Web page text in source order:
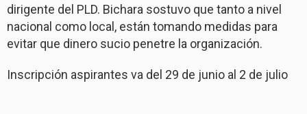
dirigente del PLD. Bichara sostuvo que tanto a nivel
nacional como local, están tomando medidas para
evitar que dinero sucio penetre la organización.
Inscripción aspirantes va del 29 de junio al 2 de julio